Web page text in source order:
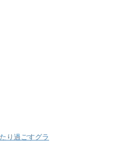
り過ごすグラ